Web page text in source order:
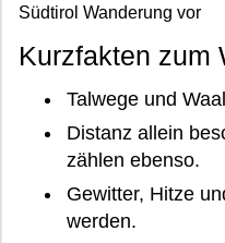
Südtirol Wanderung vor
Kurzfakten zum
Talwege und
Distanz allein
zählen ebenso.
Gewitter, Hitze
werden.